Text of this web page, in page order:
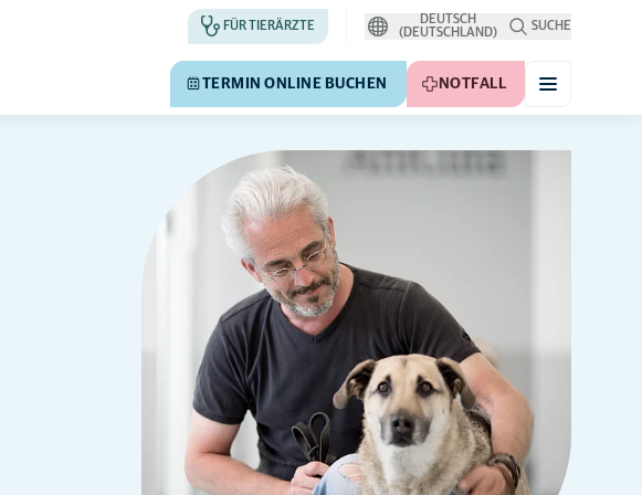
FÜR TIERÄRZTE
DEUTSCH
(DEUTSCHLAND)
SUCHE
TERMIN ONLINE BUCHEN NOTFALL